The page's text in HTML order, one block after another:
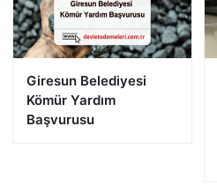
Giresun Belediyesi
Kömür Yardım
Başvurusu